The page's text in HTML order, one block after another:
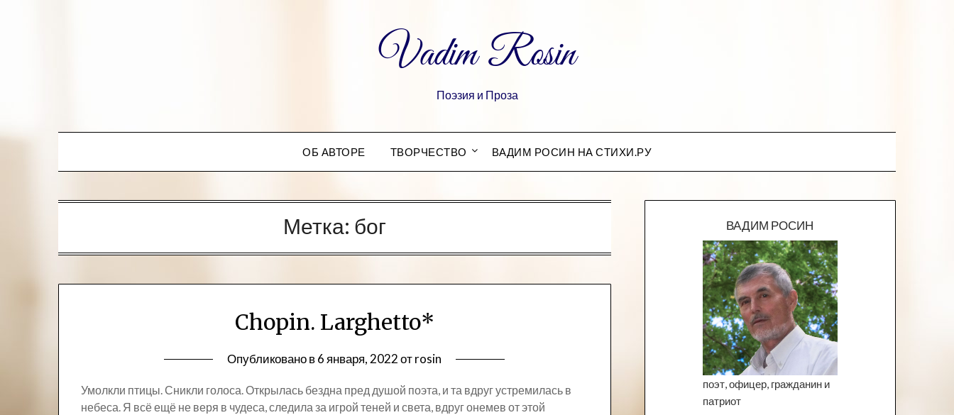
Vadim Rosin
Поэзия и Проза
ОБ АВТОРЕ ТВОРЧЕСТВО ВАДИМ РОСИН НА СТИХИ.РУ
Метка: бог
Chopin. Larghetto*
Опубликовано в6 января, 2022отrosin
Умолкли птицы. Сникли голоса. Открылась бездна пред душой поэта, и та вдруг устремилась в
небеса. Я всё ещё не веря в чудеса, следила за игрой теней и света, вдруг онемев от этой
ВАДИМ РОСИН
поэт, офицер, гражданин и
патриот